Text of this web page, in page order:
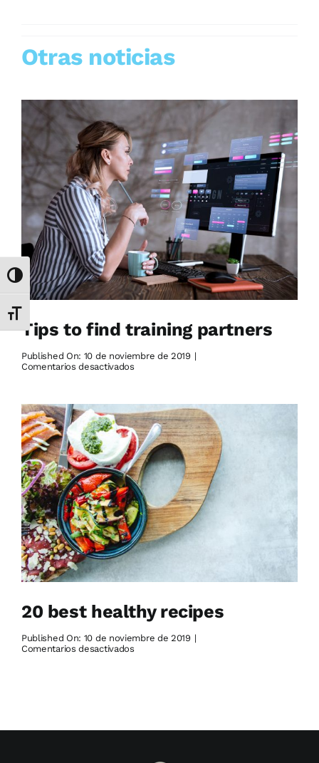
Alternar alto contraste
Alternar tamaño de letra
Otras noticias
Tips to find training partners
Published On: 10 de noviembre de 2019 |
Comentarios desactivadosen
training
partners
20 best healthy recipes
Published On: 10 de noviembre de 2019 |
Comentarios desactivadosen